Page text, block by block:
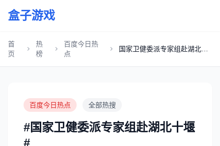
盒子游戏
首
页
热
榜
百度今日热
点
国家卫健委派专家组赴湖北十
百度今日热点 全部热搜
#国家卫健委派专家组赴湖北十堰
#